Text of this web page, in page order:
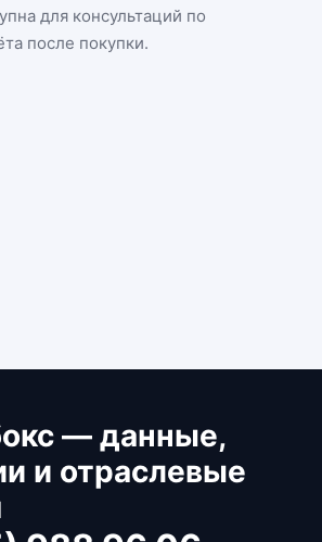
для консультаций по
после покупки.
— данные,
и отраслевые